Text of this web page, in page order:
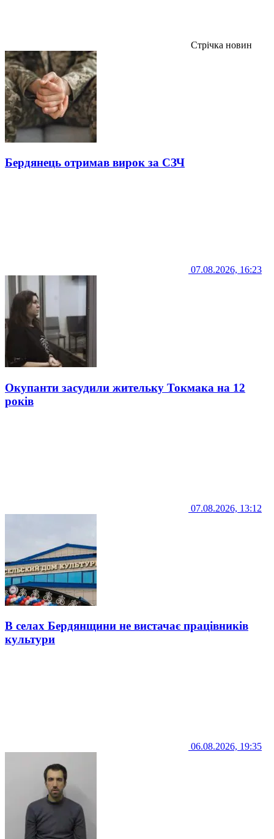
Стрічка новин
Бердянець отримав вирок за СЗЧ
07.08.2026, 16:23
Окупанти засудили жительку Токмака на 12
років
07.08.2026, 13:12
В селах Бердянщини не вистачає працівників
культури
06.08.2026, 19:35